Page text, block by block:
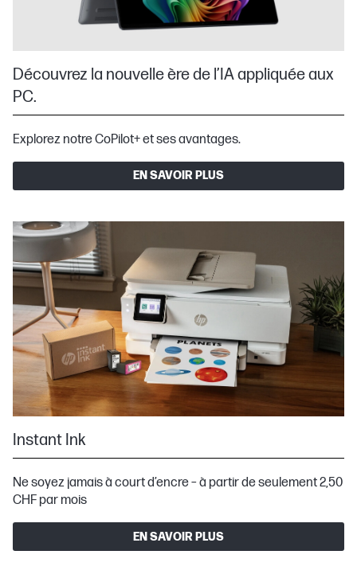
Découvrez la nouvelle ère de l’IA appliquée aux
PC.
Explorez notre CoPilot+ et ses avantages.
EN SAVOIR PLUS
Instant Ink
Ne soyez jamais à court d’encre – à partir de seulement 2,50
CHF par mois
EN SAVOIR PLUS